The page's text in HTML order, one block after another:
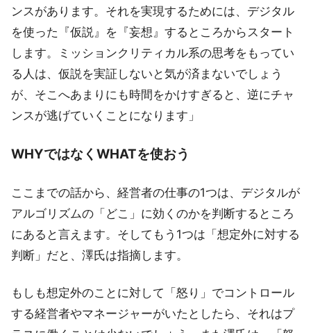
ンスがあります。それを実現するためには、デジタル
を使った『仮説』を『妄想』するところからスタート
します。ミッションクリティカル系の思考をもってい
る人は、仮説を実証しないと気が済まないでしょう
が、そこへあまりにも時間をかけすぎると、逆にチャ
ンスが逃げていくことになります」
WHYではなくWHATを使おう
ここまでの話から、経営者の仕事の1つは、デジタルが
アルゴリズムの「どこ」に効くのかを判断するところ
にあると言えます。そしてもう1つは「想定外に対する
判断」だと、澤氏は指摘します。
もしも想定外のことに対して「怒り」でコントロール
する経営者やマネージャーがいたとしたら、それはプ